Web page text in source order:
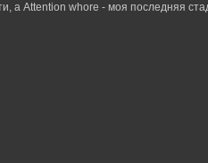
а Attention whore - моя последняя